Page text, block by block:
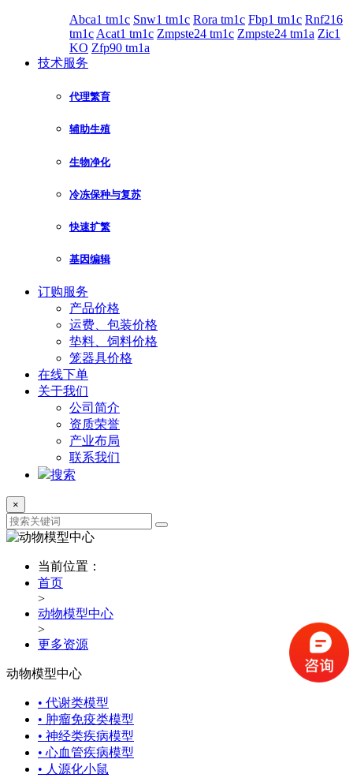
Abca1 tm1c Snw1 tm1c Rora tm1c Fbp1 tm1c Rnf216
tm1c Acat1 tm1c Zmpste24 tm1c Zmpste24 tm1a Zic1
KO Zfp90 tm1a
技术服务
代理繁育
辅助生殖
生物净化
冷冻保种与复苏
快速扩繁
基因编辑
订购服务
产品价格
运费、包装价格
垫料、饲料价格
笼器具价格
在线下单
关于我们
公司简介
资质荣誉
产业布局
联系我们
搜索
×
当前位置：
首页
>
动物模型中心
>
更多资源
动物模型中心
• 代谢类模型
• 肿瘤免疫类模型
• 神经类疾病模型
• 心血管疾病模型
• 人源化小鼠